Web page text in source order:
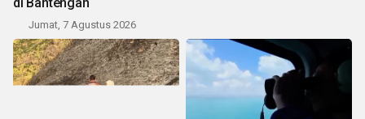
di Bantengan
Jumat, 7 Agustus 2026